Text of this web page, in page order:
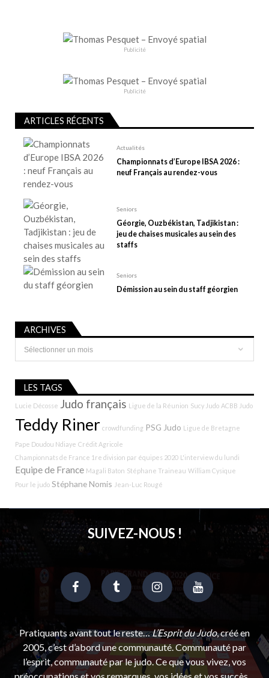
Publicité
Publicité
ARTICLES RÉCENTS
Actualités
Championnats d’Europe IBSA 2026 :
neuf Français au rendez-vous
Seniors
Géorgie, Ouzbékistan, Tadjikistan :
jeu de chaises musicales au sein des
staffs
Seniors
Démission au sein du staff géorgien
ARCHIVES
Archives
LES TAGS
Lucie Décosse Judo français Ligue de la Réunion Sucy Judo ACBB Judo
Teddy Riner crowdfunding PSG Judo Ligue de Bretagne
Pape Doudou Ndiaye Crédit Agricole
Championnats de France 1re division par équipes 2020 L'interview du lundi
Equipe de France Magali Baton Stéphane Traineau William Cysique
Pour le judo Stéphane Nomis Jean-Luc Rougé
SUIVEZ-NOUS !
Pratiquants avant tout le reste…L’Esprit du Judo, créé en
2005, c’est d’abord une communauté. Communauté par
l’esprit, communauté par le judo. Ce que vous vivez, vos